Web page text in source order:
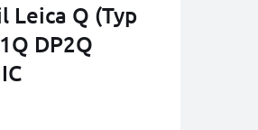
Leica Q (Typ
DP2Q